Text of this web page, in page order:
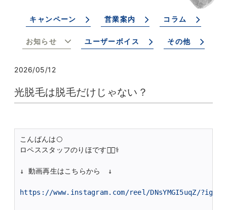
キャンペーン 営業案内 コラム
お知らせ ユーザーボイス その他
2026/05/12
光脱毛は脱毛だけじゃない？
こんばんは🌕
ロペススタッフのりほです👩🏻‍⚕️
↓ 動画再生はこちらから　↓
https://www.instagram.com/reel/DNsYMGI5uqZ/